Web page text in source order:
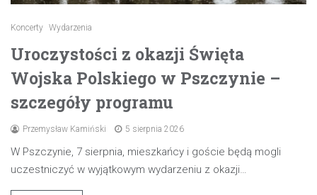
Koncerty Wydarzenia
Uroczystości z okazji Święta
Wojska Polskiego w Pszczynie –
szczegóły programu
Przemysław Kamiński 5 sierpnia 2026
W Pszczynie, 7 sierpnia, mieszkańcy i goście będą mogli
uczestniczyć w wyjątkowym wydarzeniu z okazji…